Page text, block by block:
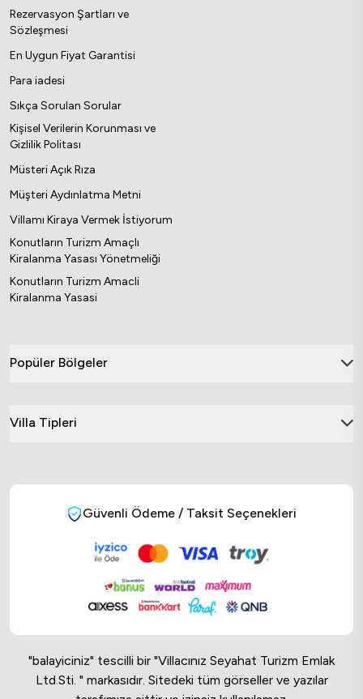
Rezervasyon Şartları ve
Sözleşmesi
En Uygun Fiyat Garantisi
Para iadesi
Sıkça Sorulan Sorular
Kişisel Verilerin Korunması ve
Gizlilik Politası
Müsteri Açık Rıza
Müşteri Aydınlatma Metni
Villamı Kiraya Vermek İstiyorum
Konutların Turizm Amaçlı
Kiralanma Yasası Yönetmeliği
Konutların Turizm Amacli
Kiralanma Yasasi
Popüler Bölgeler
Villa Tipleri
Güvenli Ödeme / Taksit Seçenekleri
"balayiciniz" tescilli bir "Villacınız Seyahat Turizm Emlak
Ltd.Sti. " markasıdır. Sitedeki tüm görseller ve yazılar